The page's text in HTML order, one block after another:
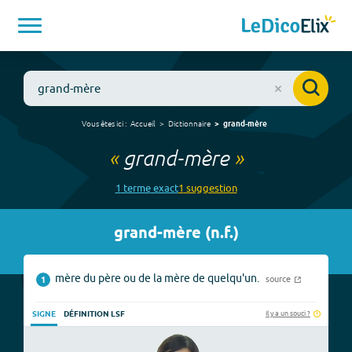
Vous êtes ici : Accueil Dictionnaire grand-mère
« grand-mère»
1 termeexact1 suggestion
grand-mère (n.f.)
1 mère du père ou de la mère de quelqu'un. source
SIGNE DÉFINITION LSF Il y a un souci ?